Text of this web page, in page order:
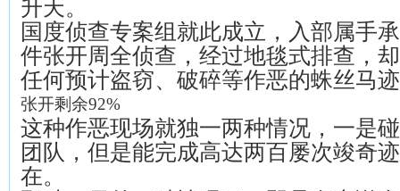
升天。
国度侦查专案组就此成立，入部属手
件张开周全侦查，经过地毯式排查，
任何预计盗窃、破碎等作恶的蛛丝马
张开剩余92%
这种作恶现场就独一两种情况，一是
团队，但是能完成高达两百屡次竣奇
在。